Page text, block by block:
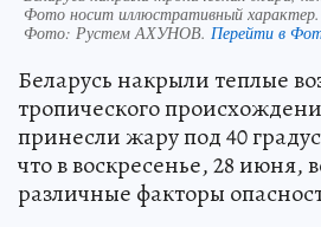
Фото носит иллюстративный характер.
Фото: Рустем АХУНОВ. Перейти в
Беларусь накрыли теплые
тропического
принесли жару под 40
что в воскресенье, 28 июня,
различные факторы